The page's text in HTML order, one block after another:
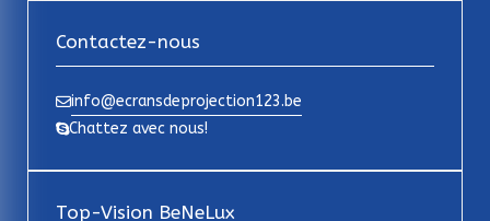
Contactez-nous
info@ecransdeprojection123.be
Chattez avec nous!
Top-Vision BeNeLux